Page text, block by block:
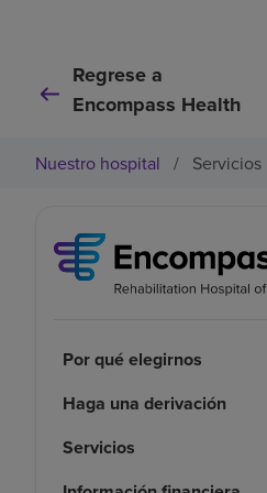
Regrese a
Encompass Health
Nuestro hospital / Servicios
Por qué elegirnos
Haga una derivación
Servicios